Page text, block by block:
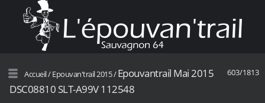
603/1813
Accueil/Epouvan'trail 2015/Epouvantrail Mai 2015
DSC08810 SLT-A99V 112548